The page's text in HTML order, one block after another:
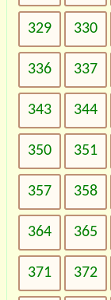
329 330
336 337
343 344
350 351
357 358
364 365
371 372